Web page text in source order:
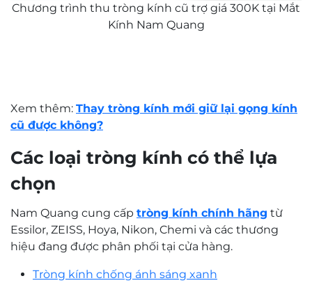
Chương trình thu tròng kính cũ trợ giá 300K tại Mắt
Kính Nam Quang
Xem thêm: Thay tròng kính mới giữ lại gọng kính
cũ được không?
Các loại tròng kính có thể lựa
chọn
Nam Quang cung cấp tròng kính chính hãng từ
Essilor, ZEISS, Hoya, Nikon, Chemi và các thương
hiệu đang được phân phối tại cửa hàng.
Tròng kính chống ánh sáng xanh